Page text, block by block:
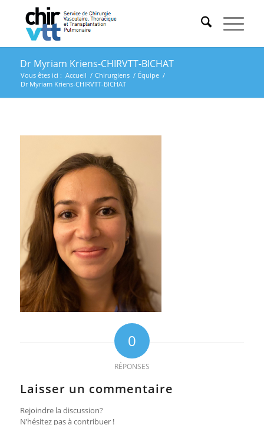
Dr Myriam Kriens-CHIRVTT-BICHAT
Vous êtes ici : Accueil / Chirurgiens / Équipe /
Dr Myriam Kriens-CHIRVTT-BICHAT
0
RÉPONSES
Laisser un commentaire
Rejoindre la discussion?
N’hésitez pas à contribuer !